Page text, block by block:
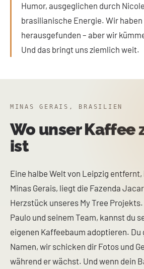
Humor, ausgeglichen durch
brasilianische Energie. Wir
herausgefunden – aber wir
Und das bringt uns ziemlich weit.
MINAS GERAIS, BRASILIEN
Wo unser Kaffee
ist
Eine halbe Welt von Leipzig entfernt,
Minas Gerais, liegt die Fazenda
Herzstück unseres My Tree
Paulo und seinem Team, kannst du
eigenen Kaffeebaum adoptieren. Du
Namen, wir schicken dir Fotos und
während er wächst. Und wenn dein